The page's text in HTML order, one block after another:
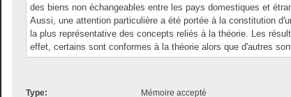
des biens non échangeables entre les pays domestiques et
Aussi, une attention particulière a été portée à la constitution
la plus représentative des concepts reliés à la théorie. Les
effet, certains sont conformes à la théorie alors que d'autres
Type: Mémoire accepté